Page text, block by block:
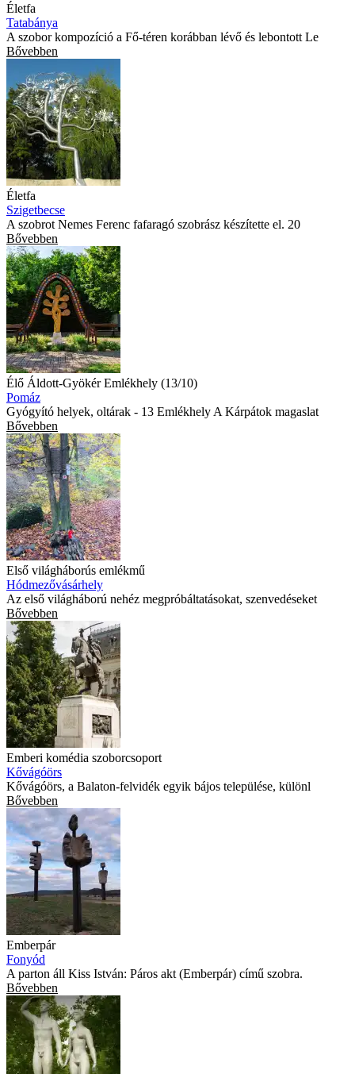
Életfa
Tatabánya
A szobor kompozíció a Fő-téren korábban lévő és lebontott Le
Bővebben
Életfa
Szigetbecse
A szobrot Nemes Ferenc fafaragó szobrász készítette el. 20
Bővebben
Élő Áldott-Gyökér Emlékhely (13/10)
Pomáz
Gyógyító helyek, oltárak - 13 Emlékhely A Kárpátok magaslat
Bővebben
Első világháborús emlékmű
Hódmezővásárhely
Az első világháború nehéz megpróbáltatásokat, szenvedéseket
Bővebben
Emberi komédia szoborcsoport
Kővágóörs
Kővágóörs, a Balaton-felvidék egyik bájos települése, különl
Bővebben
Emberpár
Fonyód
A parton áll Kiss István: Páros akt (Emberpár) című szobra.
Bővebben